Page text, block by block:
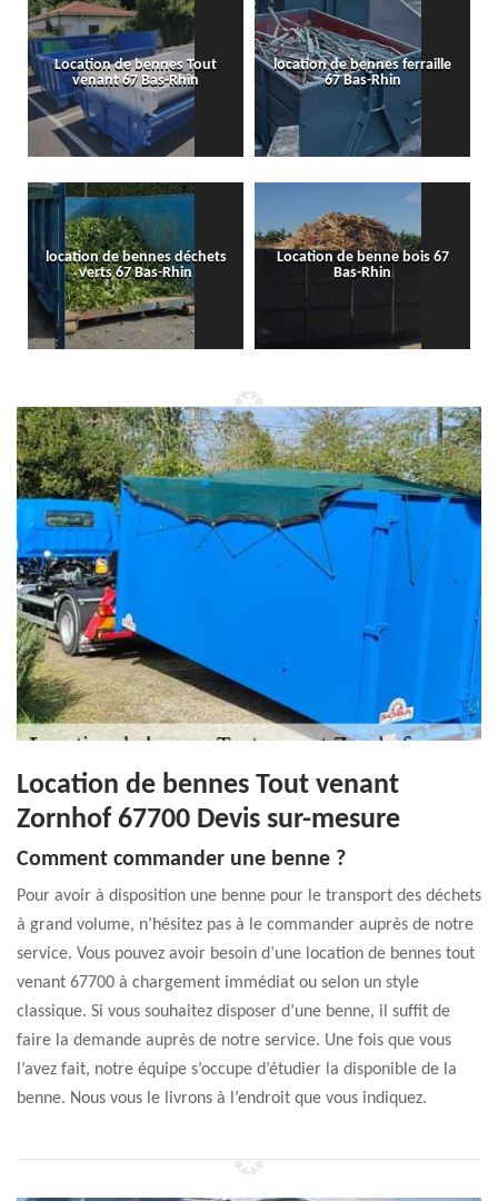
Location de bennes Tout
venant 67 Bas-Rhin
location de bennes ferraille
67 Bas-Rhin
location de bennes déchets
verts 67 Bas-Rhin
Location de benne bois 67
Bas-Rhin
Location de bennes Tout venant
Zornhof 67700 Devis sur-mesure
Comment commander une benne ?
Pour avoir à disposition une benne pour le transport des déchets
à grand volume, n’hésitez pas à le commander auprès de notre
service. Vous pouvez avoir besoin d’une location de bennes tout
venant 67700 à chargement immédiat ou selon un style
classique. Si vous souhaitez disposer d’une benne, il suffit de
faire la demande auprès de notre service. Une fois que vous
l’avez fait, notre équipe s’occupe d’étudier la disponible de la
benne. Nous vous le livrons à l’endroit que vous indiquez.